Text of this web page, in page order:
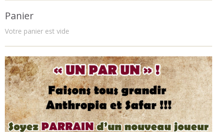
Panier
Votre panier est vide